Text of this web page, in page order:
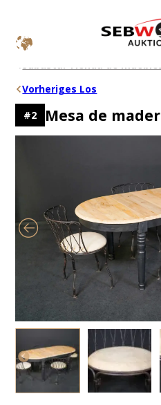
Saltar
contenido
Subasta: Tienda de
Vorheriges Los
#2 Mesa de